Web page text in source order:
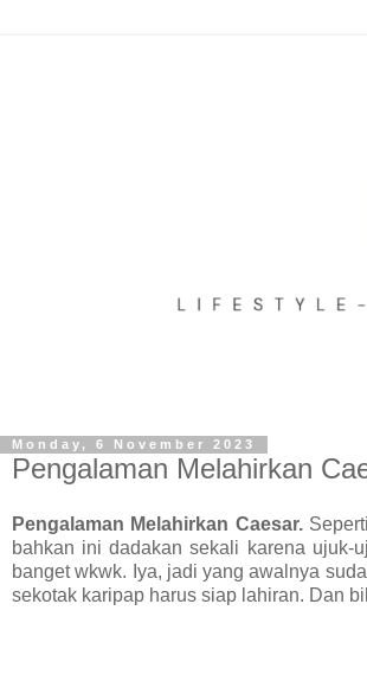
Monday, 6 November 2023
Pengalaman Melahirkan
Pengalaman Melahirkan Caesar.
bahkan ini dadakan sekali karena ujuk-
banget wkwk. Iya, jadi yang awalnya
sekotak karipap harus siap lahiran. Dan